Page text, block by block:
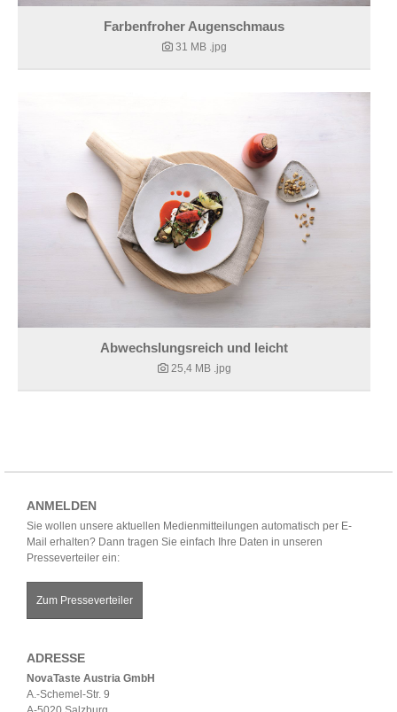
Farbenfroher Augenschmaus
31 MB .jpg
Abwechslungsreich und leicht
25,4 MB .jpg
ANMELDEN
Sie wollen unsere aktuellen Medienmitteilungen automatisch per E-
Mail erhalten? Dann tragen Sie einfach Ihre Daten in unseren
Presseverteiler ein:
Zum Presseverteiler
ADRESSE
NovaTaste Austria GmbH
A.-Schemel-Str. 9